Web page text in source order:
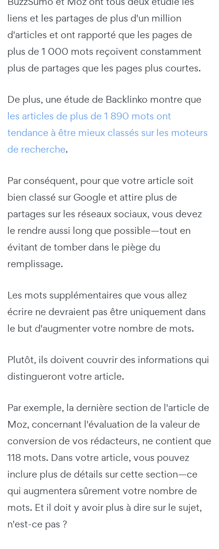
liens et les partages de plus d'un million
d'articles et ont rapporté que les pages de
plus de 1 000 mots reçoivent constamment
plus de partages que les pages plus courtes.
De plus, une étude de Backlinko montre que
les articles de plus de 1 890 mots ont
tendance à être mieux classés sur les moteurs
de recherche.
Par conséquent, pour que votre article soit
bien classé sur Google et attire plus de
partages sur les réseaux sociaux, vous devez
le rendre aussi long que possible—tout en
évitant de tomber dans le piège du
remplissage.
Les mots supplémentaires que vous allez
écrire ne devraient pas être uniquement dans
le but d'augmenter votre nombre de mots.
Plutôt, ils doivent couvrir des informations qui
distingueront votre article.
Par exemple, la dernière section de l'article de
Moz, concernant l'évaluation de la valeur de
conversion de vos rédacteurs, ne contient que
118 mots. Dans votre article, vous pouvez
inclure plus de détails sur cette section—ce
qui augmentera sûrement votre nombre de
mots. Et il doit y avoir plus à dire sur le sujet,
n'est-ce pas ?